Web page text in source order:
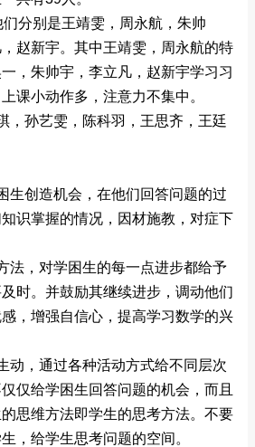
分别是王靖雯，周永航，朱帅
赵新宇。其中王靖雯，周永航的特
，朱帅宇，李立凡，赵新宇学习习
课小动作多，注意力不集中。
，孙艺雯，陈科羽，王思齐，王廷
生创造机会，在他们回答问题的过
识掌握的情况，因材施教，对症下
法，对学困生的每一点进步都给予
时。并鼓励其继续进步，调动他们
，增强自信心，提高学习数学的兴
动，通过各种活动方式给不同层次
仅给学困生回答问题的机会，而且
思维方法即学生的思考方法。不要
，给学生思考问题的空间。